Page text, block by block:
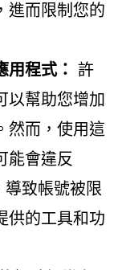
進而限制您的
用程式： 許
以幫助您增加
然而，使用這
能會違反
致帳號被限
供的工具和功